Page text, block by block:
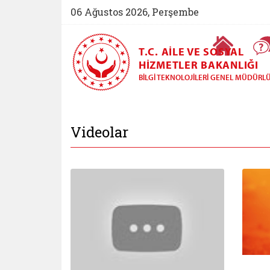
06 Ağustos 2026, Perşembe
Ana Sayfa
T.C. AILE VE SOSYAL
HIZMETLER BAKANLIĞI
BILGI TEKNOLOJILERI GENEL
Bilgi Teknolojileri
Videolar